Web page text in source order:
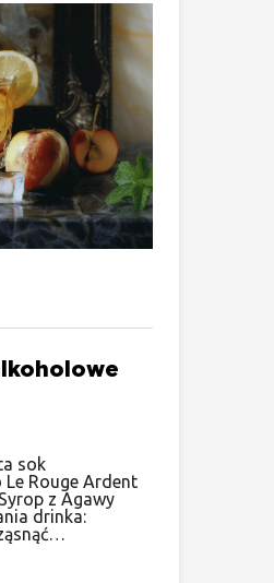
sok
Le Rouge Ardent
z Agawy
drinka: